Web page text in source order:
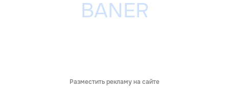
Разместить рекламу на сайте